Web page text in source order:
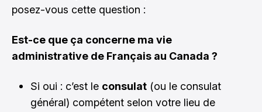
posez-vous cette question :
Est-ce que ça concerne ma vie
administrative de Français au Canada ?
Si oui : c’est le consulat (ou le consulat
général) compétent selon votre lieu de